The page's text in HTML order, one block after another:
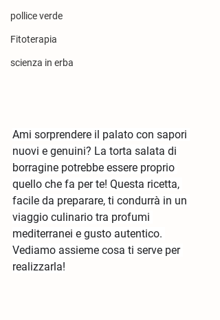
pollice verde
Fitoterapia
scienza in erba
Ami sorprendere il palato con sapori
nuovi e genuini? La torta salata di
borragine potrebbe essere proprio
quello che fa per te! Questa ricetta,
facile da preparare, ti condurrà in un
viaggio culinario tra profumi
mediterranei e gusto autentico.
Vediamo assieme cosa ti serve per
realizzarla!